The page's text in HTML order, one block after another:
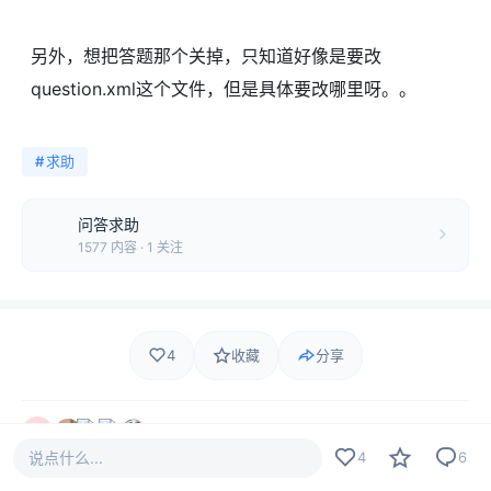
另外，想把答题那个关掉，只知道好像是要改
question.xml这个文件，但是具体要改哪里呀。。
#求助
问答求助
1577 内容 · 1 关注
4 收藏 分享
说点什么... 4 6